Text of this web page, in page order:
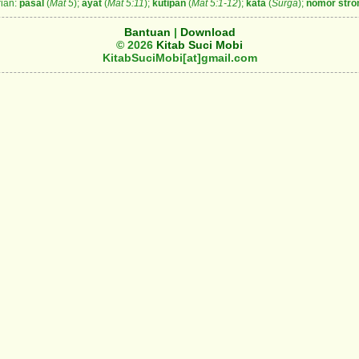
pasal (Mat 5); ayat(Mat 5:11); kutipan(Mat 5:1-12); kata(Surga); nomor
Bantuan | Download
© 2026 Kitab Suci Mobi
KitabSuciMobi[at]gmail.com